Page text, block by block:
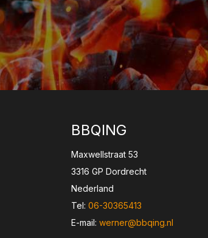
BBQING
Maxwellstraat 53
3316 GP Dordrecht
Nederland
Tel: 06-30365413
E-mail: werner@bbqing.nl